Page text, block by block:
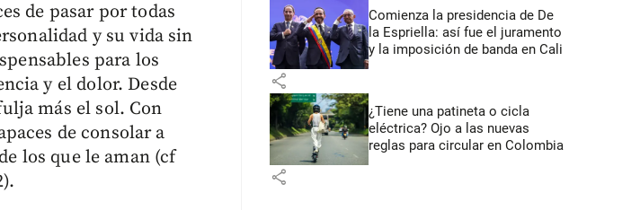
de pasar por todas
y su vida sin
para los
y el dolor. Desde
más el sol. Con
de consolar a
los que le aman (cf
Comienza la presidencia de De
la Espriella: así fue el juramento
y la imposición de banda en Cali
share
¿Tiene una patineta o cicla
eléctrica? Ojo a las nuevas
reglas para circular en Colombia
share